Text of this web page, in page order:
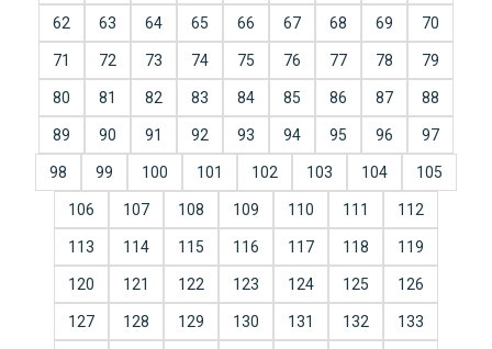
62 63 64 65 66 67 68 69 70
71 72 73 74 75 76 77 78 79
80 81 82 83 84 85 86 87 88
89 90 91 92 93 94 95 96 97
98 99 100 101 102 103 104 105
106 107 108 109 110 111 112
113 114 115 116 117 118 119
120 121 122 123 124 125 126
127 128 129 130 131 132 133